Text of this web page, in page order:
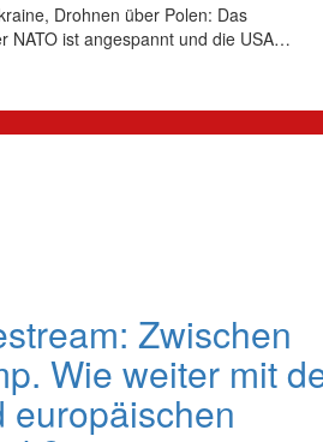
Drohnen über Polen: Das
NATO ist angespannt und die USA…
Zwischen
Wie weiter mit
europäischen